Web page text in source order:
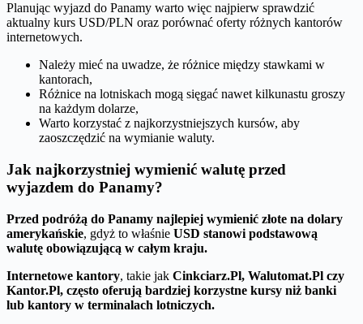
Planując wyjazd do Panamy warto więc najpierw sprawdzić
aktualny kurs USD/PLN oraz porównać oferty różnych kantorów
internetowych.
Należy mieć na uwadze, że różnice między stawkami w
kantorach,
Różnice na lotniskach mogą sięgać nawet kilkunastu groszy
na każdym dolarze,
Warto korzystać z najkorzystniejszych kursów, aby
zaoszczędzić na wymianie waluty.
Jak najkorzystniej wymienić walutę przed
wyjazdem do Panamy?
Przed podróżą do Panamy najlepiej wymienić złote na dolary
amerykańskie, gdyż to właśnie USD stanowi podstawową
walutę obowiązującą w całym kraju.
Internetowe kantory, takie jak Cinkciarz.Pl, Walutomat.Pl czy
Kantor.Pl, często oferują bardziej korzystne kursy niż banki
lub kantory w terminalach lotniczych.